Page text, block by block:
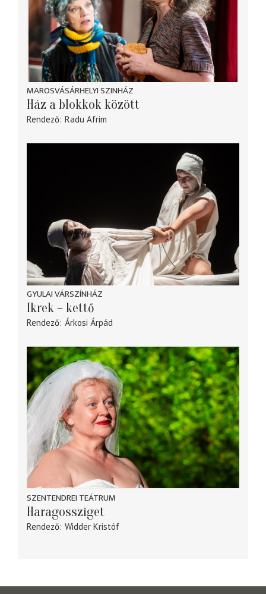
MAROSVÁSÁRHELYI SZINHÁZ
Ház a blokkok között
Rendező Radu Afrim
GYULAI VÁRSZÍNHÁZ
Ikrek – kettő
Rendező Árkosi Árpád
SZENTENDREI TEÁTRUM
Haragossziget
Rendező Widder Kristóf